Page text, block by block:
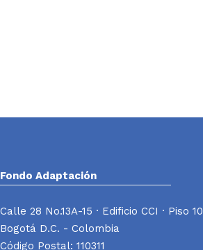
Fondo Adaptación
Calle 28 No.13A-15 · Edificio CCI · Piso 10
Bogotá D.C. - Colombia
Código Postal: 110311